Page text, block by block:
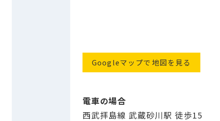
Googleマップで地図を見る
電車の場合
西武拝島線 武蔵砂川駅 徒歩15